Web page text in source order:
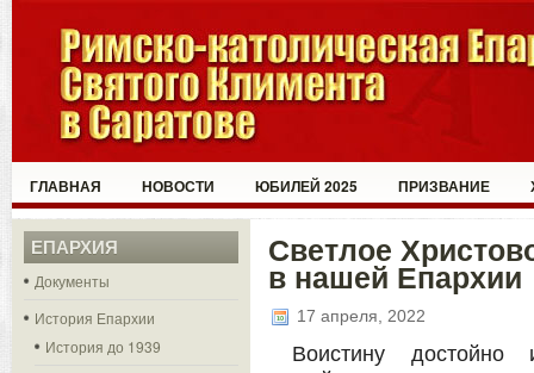
ГЛАВНАЯ НОВОСТИ ЮБИЛЕЙ 2025 ПРИЗВАНИЕ
ЕПАРХИЯ
Документы
История Епархии
История до 1939
Светлое
в нашей Епархии
17 апреля, 2022
Воистину